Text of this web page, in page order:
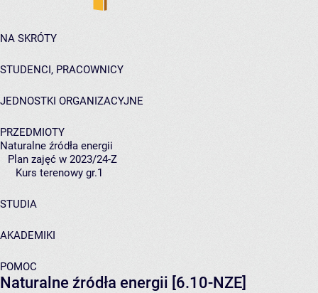
NA SKRÓTY
STUDENCI, PRACOWNICY
JEDNOSTKI ORGANIZACYJNE
PRZEDMIOTY
Naturalne źródła energii
Plan zajęć w 2023/24-Z
Kurs terenowy gr.1
STUDIA
AKADEMIKI
POMOC
Naturalne źródła energii [6.10-NZE]